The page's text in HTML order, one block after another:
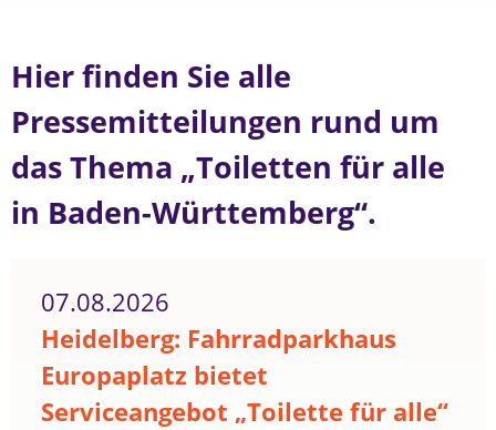
Hier finden Sie alle
Pressemitteilungen rund um
das Thema „Toiletten für alle
in Baden-Württemberg“.
07.08.2026
Heidelberg: Fahrradparkhaus
Europaplatz bietet
Serviceangebot „Toilette für alle“